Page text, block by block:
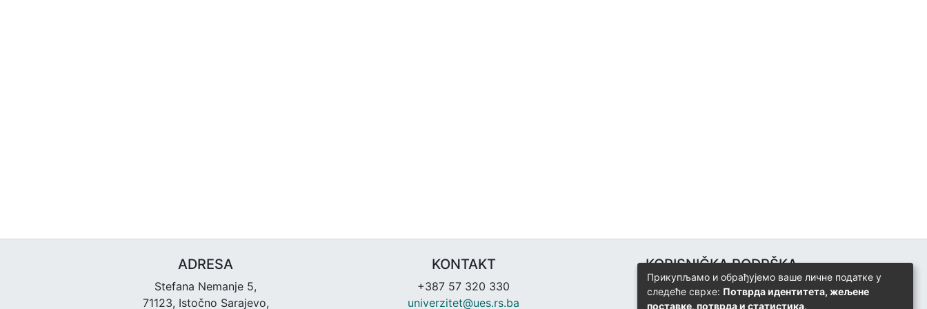
ADRESA
Stefana Nemanje 5,
71123, Istočno Sarajevo,
KONTAKT
+387 57 320 330
univerzitet@ues.rs.ba
KORISNIČKA PODRŠKA
Univerzitetski računarski centar
+387 57 320 140
Прикупљамо и обрађујемо ваше личне податке у
следеће сврхе: Потврда идентитета, жељене
поставке, потврда и статистика.